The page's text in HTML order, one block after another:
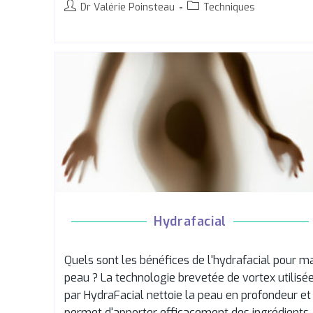
Dr Valérie Poinsteau Techniques
Hydrafacial
Quels sont les bénéfices de l'hydrafacial pour
peau ? La technologie brevetée de vortex
par HydraFacial nettoie la peau en profondeur et